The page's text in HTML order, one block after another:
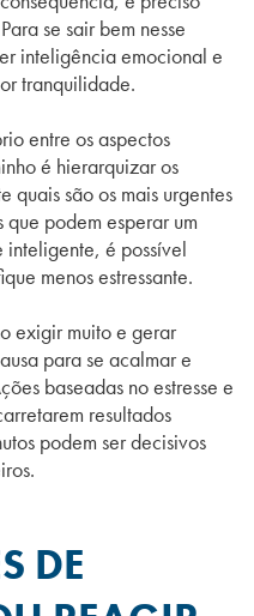
se sair bem nesse
inteligência emocional e
tranquilidade.
entre os aspectos
é hierarquizar os
quais são os mais urgentes
podem esperar um
inteligente, é possível
menos estressante.
exigir muito e gerar
para se acalmar e
baseadas no estresse e
resultados
podem ser decisivos
DE